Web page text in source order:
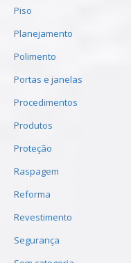
Piso
Planejamento
Polimento
Portas e janelas
Procedimentos
Produtos
Proteção
Raspagem
Reforma
Revestimento
Segurança